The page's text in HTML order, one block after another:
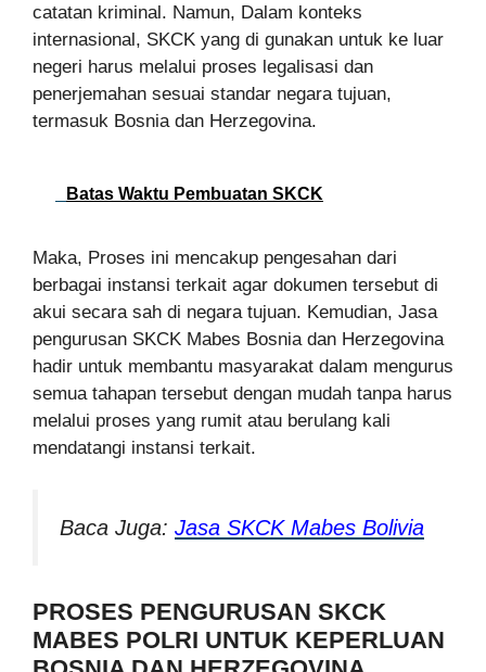
catatan kriminal. Namun, Dalam konteks
internasional, SKCK yang di gunakan untuk ke luar
negeri harus melalui proses legalisasi dan
penerjemahan sesuai standar negara tujuan,
termasuk Bosnia dan Herzegovina.
Batas Waktu Pembuatan SKCK
Maka, Proses ini mencakup pengesahan dari
berbagai instansi terkait agar dokumen tersebut di
akui secara sah di negara tujuan. Kemudian, Jasa
pengurusan SKCK Mabes Bosnia dan Herzegovina
hadir untuk membantu masyarakat dalam mengurus
semua tahapan tersebut dengan mudah tanpa harus
melalui proses yang rumit atau berulang kali
mendatangi instansi terkait.
Baca Juga: Jasa SKCK Mabes Bolivia
PROSES PENGURUSAN SKCK
MABES POLRI UNTUK KEPERLUAN